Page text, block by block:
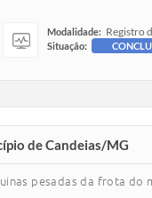
Modalidade: Registro
Situação:
de Candeias/MG
pesadas da frota do